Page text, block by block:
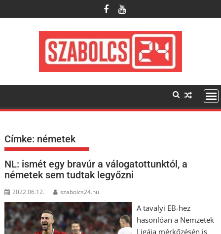
to
Címke: németek
NL: ismét egy bravúr a válogatottunktól, a
németek sem tudtak legyőzni
2022.06.12. szabolcs24.hu
A tavalyi EB-hez
hasonlóan a Nemzetek
Ligája mérkőzésén is